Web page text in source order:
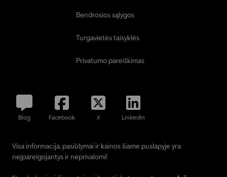
Bendrosios sąlygos
Turgavietės taisyklės
Privatumo pareiškimas
Blog Facebook X LinkedIn
Visa informacija, pasiūlymai ir kainos šiame puslapyje yra
neįpareigojantys ir neprivalomi!